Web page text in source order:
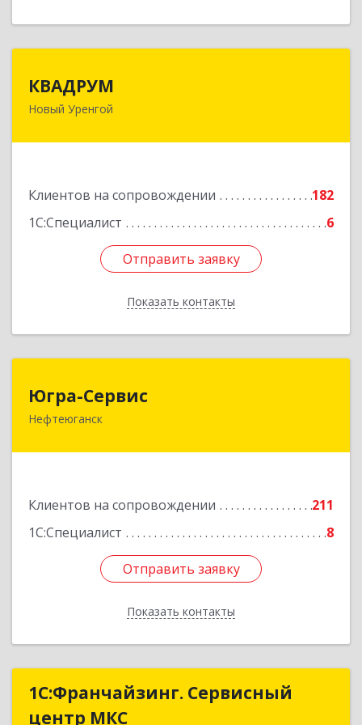
КВАДРУМ
Новый Уренгой
Клиентов на сопровождении
182
1С:Специалист
6
Отправить заявку
Показать контакты
629309, Ямало-Ненецкий АО, Новый Уренгой г,
Отправить заявку
Назад
Югра-Сервис
Нефтеюганск
Клиентов на сопровождении
211
1С:Специалист
8
Отправить заявку
Показать контакты
628303, Ханты-Мансийский Автономный округ
Подробнее
Отправить заявку
Назад
1С:Франчайзинг. Сервисный
центр МКС
1С:Франчайзинг. Сервисный